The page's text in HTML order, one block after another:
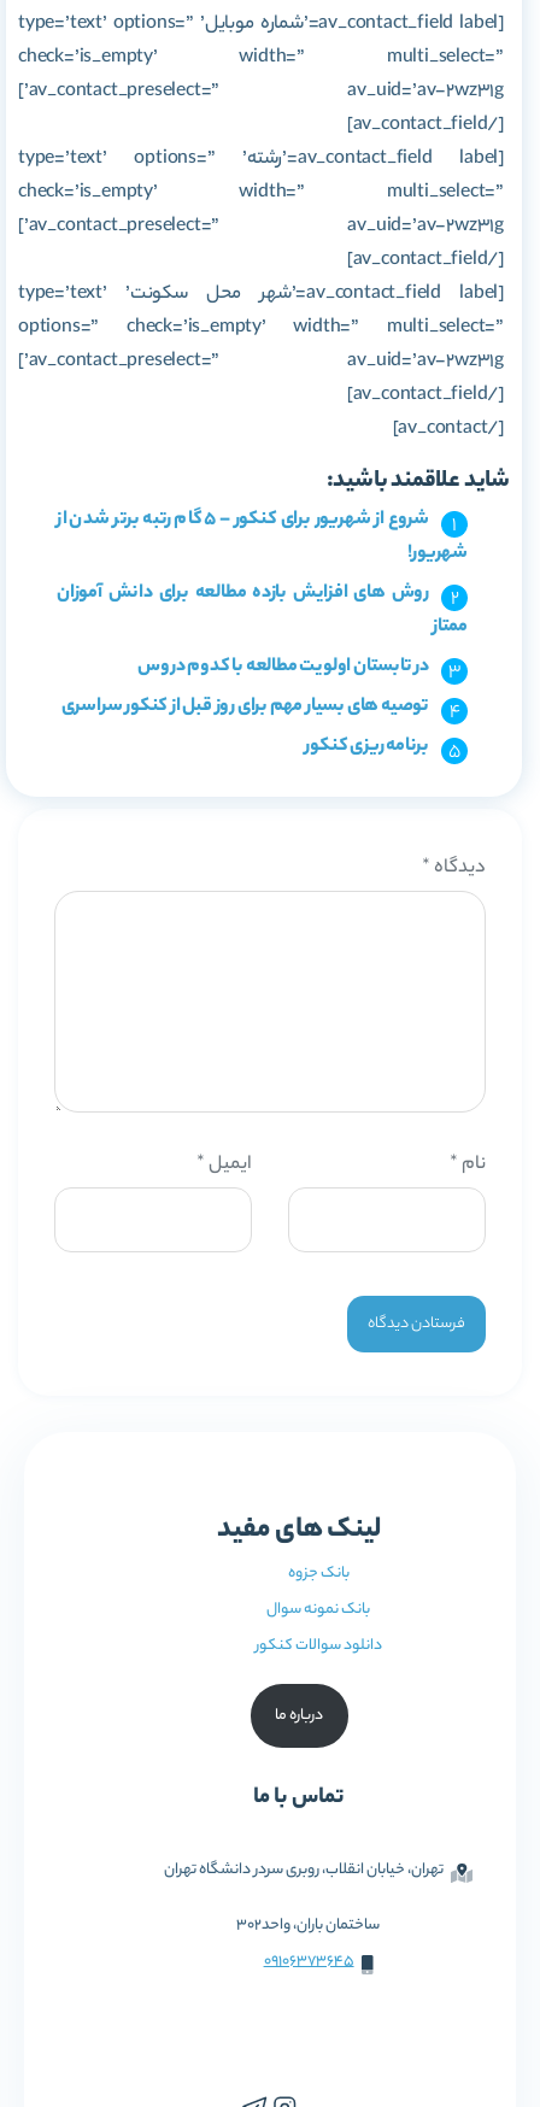
[av_contact_field label=’شماره موبایل’ type=’text’ options=”
check=’is_empty’ width=” multi_select=”
av_contact_preselect=” av_uid=’av-2wz31g’]
[/av_contact_field]
[av_contact_field label=’رشته’ type=’text’ options=”
check=’is_empty’ width=” multi_select=”
av_contact_preselect=” av_uid=’av-2wz31g’]
[/av_contact_field]
[av_contact_field label=’شهر محل سکونت’ type=’text’
options=” check=’is_empty’ width=” multi_select=”
av_contact_preselect=” av_uid=’av-2wz31g’]
[/av_contact_field]
[/av_contact]
شاید علاقمند باشید:
شروع از شهریور برای کنکور – 5 گام رتبه برتر شدن از
شهریور!
روش های افزایش بازده مطالعه برای دانش آموزان
ممتاز
در تابستان اولویت مطالعه با کدوم دروس
توصیه های بسیار مهم برای روز قبل از کنکور سراسری
برنامه ریزی کنکور
دیدگاه *
نام * ایمیل*
لینک های مفید
بانک جزوه
بانک نمونه سوال
دانلود سوالات کنکور
درباره ما
تماس با ما
تهران، خیابان انقلاب، روبری سردر دانشگاه تهران
ساختمان باران، واحد302
09106373645